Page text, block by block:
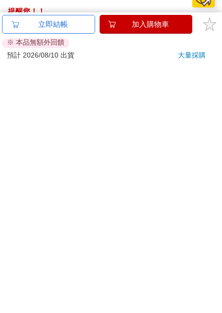
提醒您！！
金石堂及銀行均不會請您操作ATM! 如接獲電話要求您前往
ATM提款機，請不要聽從指示，以免受騙上當！
退換貨須知：
立即結帳 加入購物車
※ 本品無額外回饋
預計 2026/08/10 出貨
大量採購